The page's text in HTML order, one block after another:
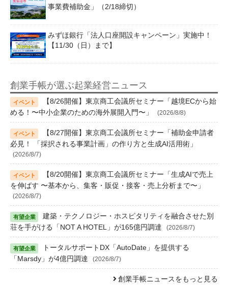
事業費補助金」（2/18締切）
みずほ銀行「法人口座開設キャンペーン」実施中！
【11/30（日）まで】
創業手帳が選ぶ起業経営ニュース
【8/26開催】東京商工会議所セミナー「越境ECから始
める！〜中小企業のための海外展開入門〜」
(2026/8/8)
【8/27開催】東京商工会議所セミナー「補助金申請者
必見！ 「採択される事業計画」の作り方と生成AI活用術」
(2026/8/7)
【8/20開催】東京商工会議所セミナー「生成AIで売上
を伸ばす 〜基本から、集客・販促・接客・売上分析まで〜」
(2026/8/7)
建築・テクノロジー・ホスピタリティを融合させた別
荘を手がける「NOT A HOTEL」が165億円調達
(2026/8/7)
トータルサポートDX「AutoDate」を提供する
「Marsdy」が4億円調達
(2026/8/7)
創業手帳ニュースをもっと見る